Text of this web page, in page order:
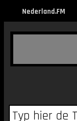
Nederland.FM